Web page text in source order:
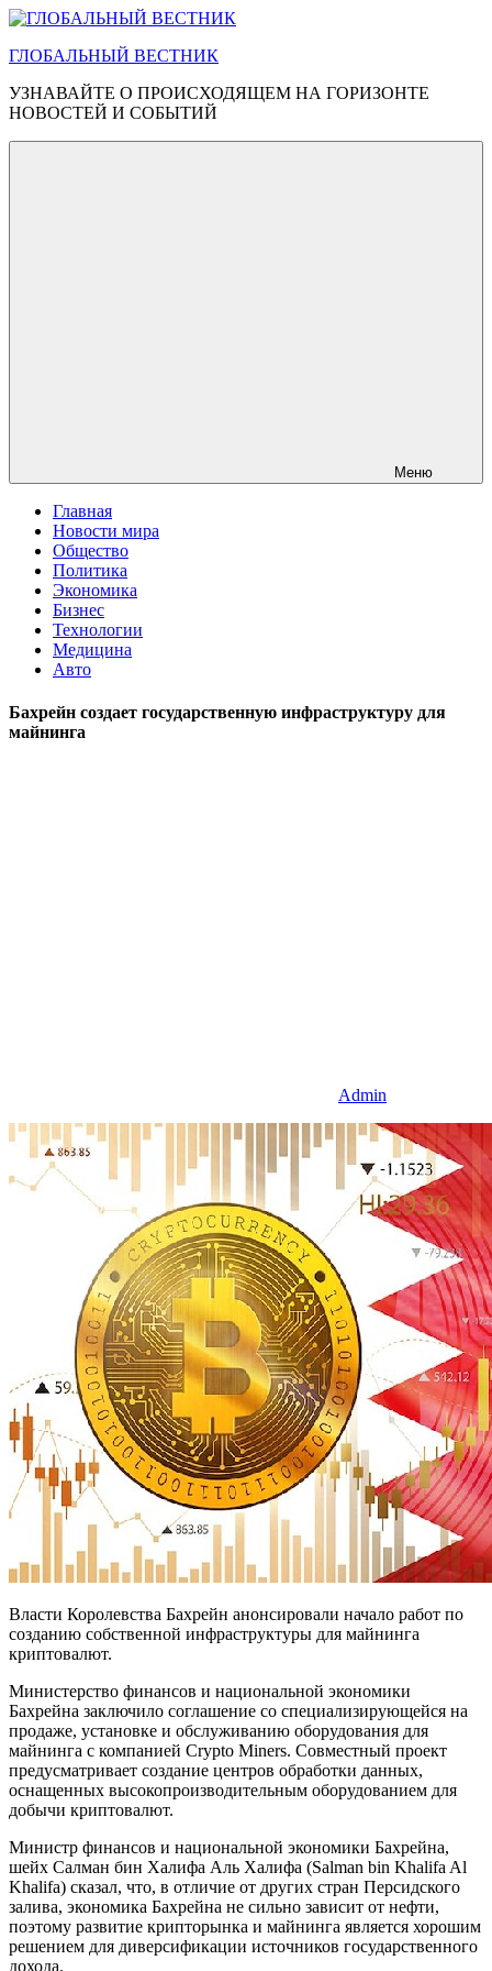
Перейти
содержимому
ГЛОБАЛЬНЫЙ ВЕСТНИК
УЗНАВАЙТЕ О ПРОИСХОДЯЩЕМ НА ГОРИЗОНТЕ
НОВОСТЕЙ И СОБЫТИЙ
Меню
Главная
Новости мира
Общество
Политика
Экономика
Бизнес
Технологии
Медицина
Авто
Бахрейн создает государственную инфраструктуру для
майнинга
Admin
Власти Королевства Бахрейн анонсировали начало работ по
созданию собственной инфраструктуры для майнинга
криптовалют.
Министерство финансов и национальной экономики
Бахрейна заключило соглашение со специализирующейся на
продаже, установке и обслуживанию оборудования для
майнинга с компанией Crypto Miners. Совместный проект
предусматривает создание центров обработки данных,
оснащенных высокопроизводительным оборудованием для
добычи криптовалют.
Министр финансов и национальной экономики Бахрейна,
шейх Салман бин Халифа Аль Халифа (Salman bin Khalifa Al
Khalifa) сказал, что, в отличие от других стран Персидского
залива, экономика Бахрейна не сильно зависит от нефти,
поэтому развитие крипторынка и майнинга является хорошим
решением для диверсификации источников государственного
дохода.